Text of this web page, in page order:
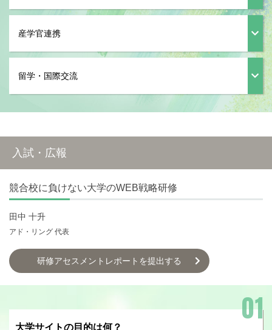
産学官連携
留学・国際交流
入試・広報
競合校に負けない大学のWEB戦略研修
田中 十升
アド・リング 代表
研修アセスメントレポートを提出する
大学サイトの目的は何？